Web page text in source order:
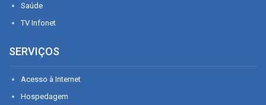
Saúde
TV Infonet
SERVIÇOS
Acesso à Internet
Hospedagem